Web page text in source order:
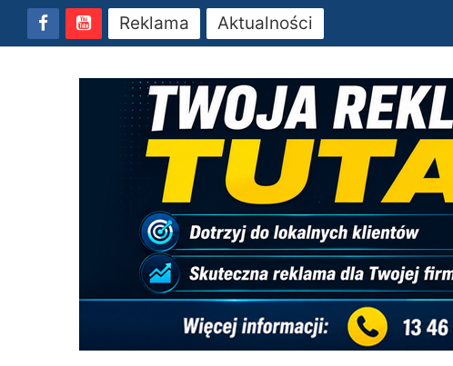
Reklama Aktualności